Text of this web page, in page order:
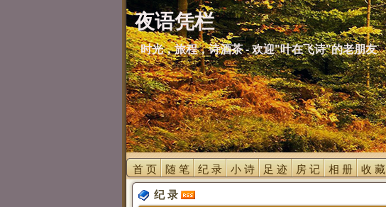
夜语凭栏
时光，旅程，诗酒茶 - 欢迎"叶在飞诗"的老朋友
首 页 随 笔 纪 录 小 诗 足 迹 房 记 相 册 收 藏
纪 录